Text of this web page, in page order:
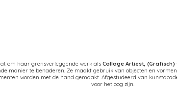
om haar grensverleggende werk als Collage Artiest, (Grafisch)
manier te benaderen. Ze maakt gebruik van objecten en
worden met de hand gemaakt. Afgestudeerd van
voor het oog zijn.